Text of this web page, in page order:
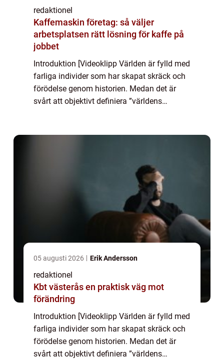
redaktionel
Kaffemaskin företag: så väljer
arbetsplatsen rätt lösning för kaffe på
jobbet
Introduktion [Videoklipp Världen är fylld med
farliga individer som har skapat skräck och
förödelse genom historien. Medan det är
svårt att objektivt definiera ”världens
05 augusti 2026 Erik Andersson
redaktionel
Kbt västerås en praktisk väg mot
förändring
Introduktion [Videoklipp Världen är fylld med
farliga individer som har skapat skräck och
förödelse genom historien. Medan det är
svårt att objektivt definiera ”världens